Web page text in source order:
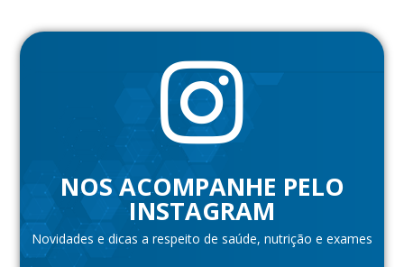
NOS ACOMPANHE PELO
INSTAGRAM
Novidades e dicas a respeito de saúde, nutrição e exames